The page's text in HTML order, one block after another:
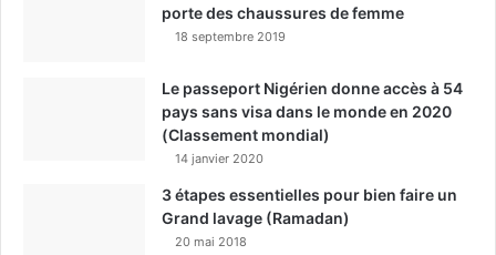
porte des chaussures de femme
18 septembre 2019
Le passeport Nigérien donne accès à 54
pays sans visa dans le monde en 2020
(Classement mondial)
14 janvier 2020
3 étapes essentielles pour bien faire un
Grand lavage (Ramadan)
20 mai 2018